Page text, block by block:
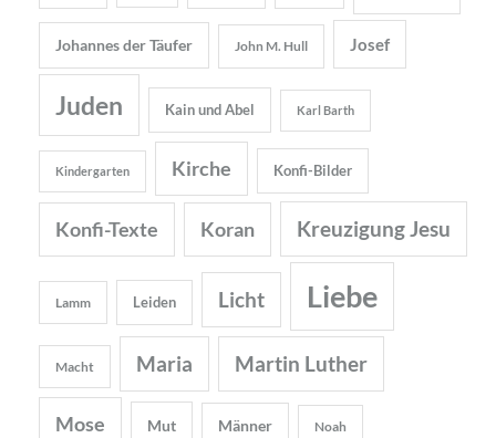
Johannes der Täufer John M. Hull Josef
Juden Kain und Abel Karl Barth
Kindergarten Kirche Konfi-Bilder
Konfi-Texte Koran Kreuzigung Jesu
Lamm Leiden Licht Liebe
Macht Maria Martin Luther
Mose Mut Männer Noah